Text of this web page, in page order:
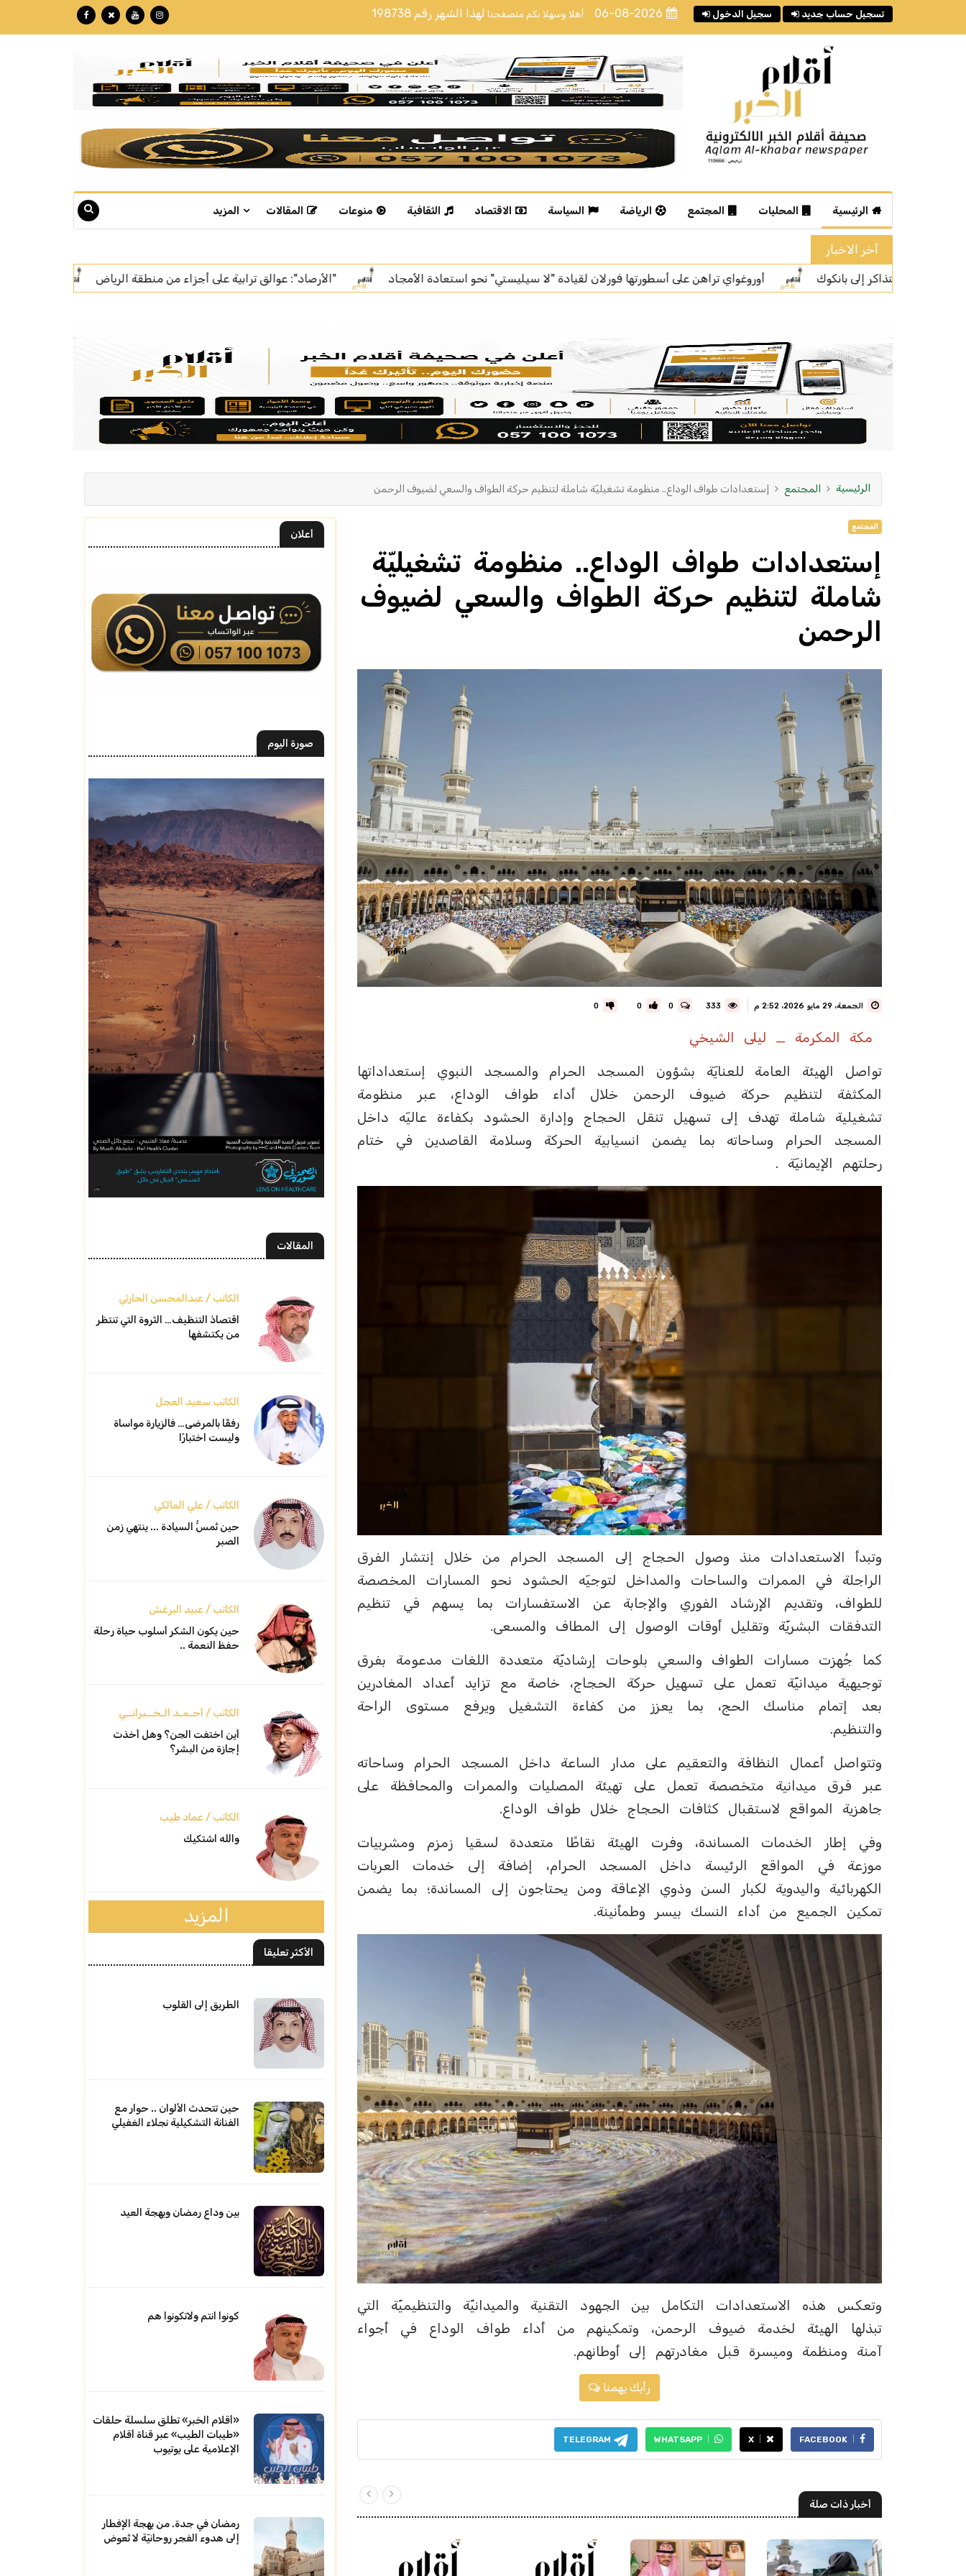
أهلا وسهلا بكم متصفحنا لهذا الشهر رقم 198738 06-08-2026 سجيل الدخول تسجيل حساب جديد
الرئيسية المحليات المجتمع الرياضة السياسة الاقتصاد الثقافية منوعات المقالات المزيد
أخر الاخبار
تراهن على أسطورتها فورلان لقيادة "لا سيليستي" نحو استعادة الأمجاد "الأرصاد": عوالق ترابية على أجزاء من منطقة الرياض وزارة الإعلام تشيد ببرنامج «الشارع السعودي» وتستعرض
الرئيسية المجتمع إستعدادات طواف الوداع.. منظومة تشغيليّة شاملة لتنظيم حركة الطواف والسعي لضيوف الرحمن
المجتمع
إستعدادات طواف الوداع.. منظومة تشغيليّة
شاملة لتنظيم حركة الطواف والسعي لضيوف
الرحمن
الجمعة، 29 مايو 2026، 2:52 م 0
0
0
مكة المكرمة _ ليلى الشيخي
تواصل الهيئة العامة للعنايٓة بشؤون المسجد الحرام والمسجد النبوي إستعداداتها
المكثفة لتنظيم حركة ضيوف الرحمن خلال أداء طواف الوداع، عبر منظومة
تشغيلية شاملة تهدف إلى تسهيل تنقل الحجاج وإدارة الحشود بكفاءة عاليٓه داخل
المسجد الحرام وساحاته بما يضمن انسيابية الحركة وسلامة القاصدين في ختام
رحلتهم الإيمانيٓة .
وتبدأ الاستعدادات منذ وصول الحجاج إلى المسجد الحرام من خلال إنتشار الفرق
الراجلة في الممرات والساحات والمداخل لتوجيٓه الحشود نحو المسارات المخصصة
للطواف، وتقديم الإرشاد الفوري والإجابة عن الاستفسارات بما يسهم في تنظيم
التدفقات البشريّة وتقليل أوقات الوصول إلى المطاف والمسعى.
كما جُهزت مسارات الطواف والسعي بلوحات إرشاديّة متعددة اللغات مدعومة بفرق
توجيهية ميدانيّة تعمل على تسهيل حركة الحجاج، خاصة مع تزايد أعداد المغادرين
بعد إتمام مناسك الحج، بما يعزز من كفاءة التشغيل ويرفع مستوى الراحة
والتنظيم.
وتتواصل أعمال النظافة والتعقيم على مدار الساعة داخل المسجد الحرام وساحاته
عبر فرق ميدانية متخصصة تعمل على تهيئة المصليات والممرات والمحافظة على
جاهزية المواقع لاستقبال كثافات الحجاج خلال طواف الوداع.
وفي إطار الخدمات المساندة، وفرت الهيئة نقاطًا متعددة لسقيا زمزم ومشربيات
موزعة في المواقع الرئيسة داخل المسجد الحرام، إضافة إلى خدمات العربات
الكهربائية واليدوية لكبار السن وذوي الإعاقة ومن يحتاجون إلى المساندة؛ بما يضمن
تمكين الجميع من أداء النسك بيسر وطمأنينة.
وتعكس هذه الاستعدادات التكامل بين الجهود التقنية والميدانيّة والتنظيميّة التي
تبذلها الهيئة لخدمة ضيوف الرحمن، وتمكينهم من أداء طواف الوداع في أجواء
آمنة ومنظمة وميسرة قبل مغادرتهم إلى أوطانهم.
رأيك يهمنا
FACEBOOK
X
WHATSAPP
TELEGRAM
أخبار ذات صلة
أعلان
صورة اليوم
المقالات
الكاتب / عبدالمحسن الحارثي
اقتصادُ التنظيف… الثروة التي تنتظر
من يكتشفها
الكاتب سعيد العجل
رفقًا بالمرضى… فالزيارة مواساة
وليست اختبارًا
الكاتب / علي المالكي
حين تُمسُّ السيادة ... ينتهي زمن
الصبر
الكاتب / عبيد البرغش
حين يكون الشكر أسلوب حياة رحلة
حفظ النعمة ..
الكاتب / أحـمـد الـخــبرانــي
أين اختفت الجن؟ وهل أخذت
إجازة من البشر؟
الكاتب / عماد طيب
والله اشتكيك
المزيد
الأكثر تعليقا
الطريق إلى القلوب
حين تتحدث الألوان .. حوار مع
الفنانة التشكيلية نجلاء الغفيلي
بين وداع رمضان وبهجة العيد
كونوا انتم ولاتكونوا هم
«أقلام الخبر» تطلق سلسلة حلقات
«طيبات الطيب» عبر قناة أقلام
الإعلامية على يوتيوب
رمضان في جدة. من بهجة الإفطار
إلى هدوء الفجر روحانيّة لا تُعوض